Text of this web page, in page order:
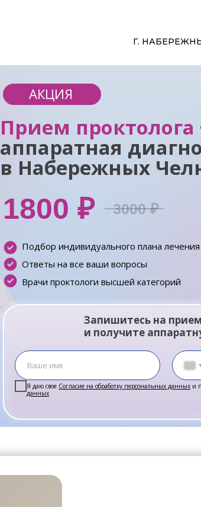
Г.
Я даю свое Согласие на обработку персональных данных и
данных
Запишитесь на
и получите
Прием проктолога
аппаратная
в Набережных
1800 ₽
АКЦИЯ
Подбор индивидуального плана лечения
Ответы на все ваши вопросы
Врачи проктологи высшей категорий
3000 ₽